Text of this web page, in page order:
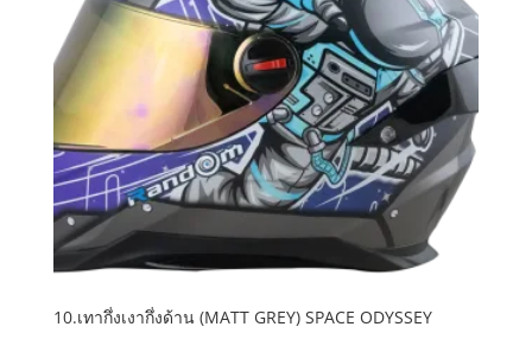
10.เทากึ่งเงากึ่งด้าน (MATT GREY) SPACE ODYSSEY